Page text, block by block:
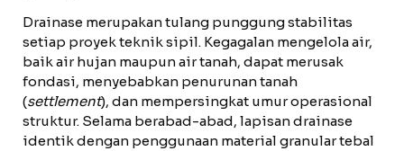
Drainase merupakan tulang punggung stabilitas
setiap proyek teknik sipil. Kegagalan mengelola air,
baik air hujan maupun air tanah, dapat merusak
fondasi, menyebabkan penurunan tanah
(settlement), dan mempersingkat umur operasional
struktur. Selama berabad-abad, lapisan drainase
identik dengan penggunaan material granular tebal